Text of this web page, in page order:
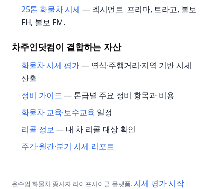
25톤 화물차 시세 — 엑시언트, 프리마, 트라고, 볼보
FH, 볼보 FM.
차주인닷컴이 결합하는 자산
화물차 시세 평가— 연식·주행거리·지역 기반 시세
산출
정비 가이드 — 톤급별 주요 정비 항목과 비용
화물차 교육·보수교육 일정
리콜 정보 — 내 차 리콜 대상 확인
주간·월간·분기 시세 리포트
운수업 화물차 종사자 라이프사이클 플랫폼.시세 평가 시작